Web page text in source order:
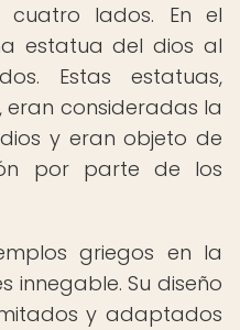
lados. En el
estatua del dios al
Estas estatuas,
consideradas la
y eran objeto de
por parte de los
griegos en la
innegable. Su diseño
y adaptados